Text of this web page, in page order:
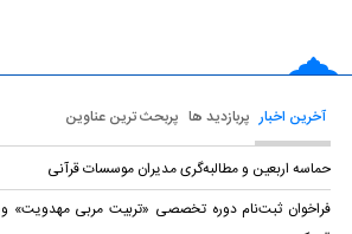
آخرین اخبار پربازدید ها پربحث ترین عناوین
حماسه اربعین و مطالبه‌گری مدیران موسسات قرآنی
فراخوان ثبت‌نام دوره تخصصی «تربیت مربی مهدویت»